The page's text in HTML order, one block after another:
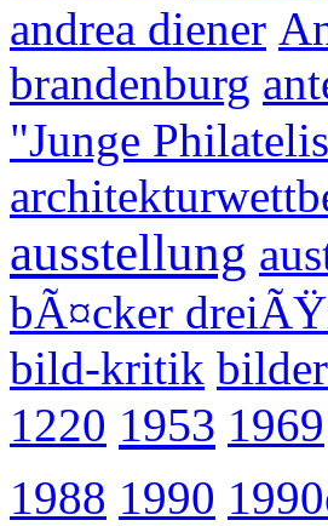
andrea diener
brandenburg
"Junge
ausstellung
bÃ¤cker
bild-kritik
1220 1953 1969
1988 1990